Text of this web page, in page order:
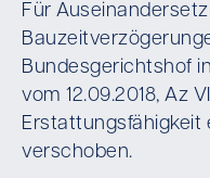
Für
Bundesgerichtshof
vom 12.09.2018, Az
Erstattungsfähigkeit
verschoben.